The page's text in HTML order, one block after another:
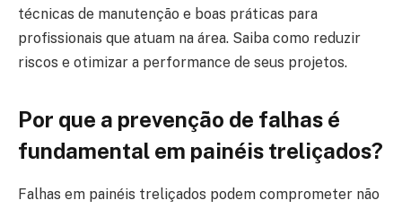
técnicas de manutenção e boas práticas para
profissionais que atuam na área. Saiba como reduzir
riscos e otimizar a performance de seus projetos.
Por que a prevenção de falhas é
fundamental em painéis treliçados?
Falhas em painéis treliçados podem comprometer não